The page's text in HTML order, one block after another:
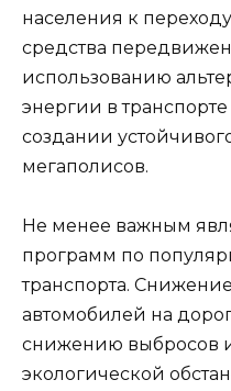
населения к
средства
использованию
энергии в
создании
мегаполисов.
Не менее важным
программ по
транспорта.
автомобилей на
снижению выбросов
экологической